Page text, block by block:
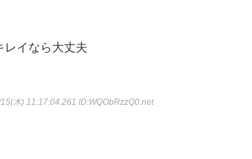
レイなら大丈夫
15(木) 11:17:04.261ID:WQObRzzQ0.net